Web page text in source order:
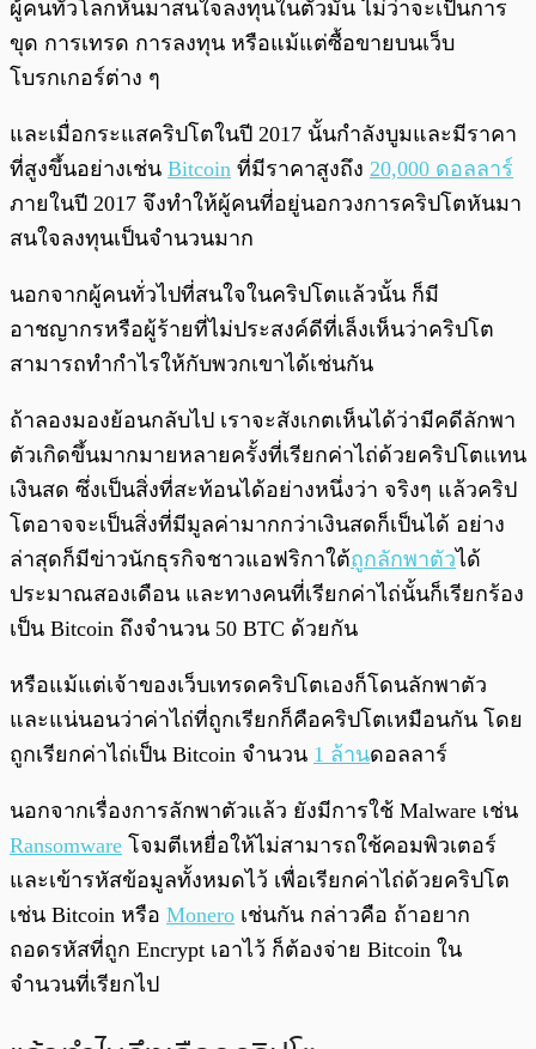
ผู้คนทั่วโลกหันมาสนใจลงทุนในตัวมัน ไม่ว่าจะเป็นการ
ขุด การเทรด การลงทุน หรือแม้แต่ซื้อขายบนเว็บ
โบรกเกอร์ต่าง ๆ
และเมื่อกระแสคริปโตในปี 2017 นั้นกำลังบูมและมีราคา
ที่สูงขึ้นอย่างเช่น Bitcoin ที่มีราคาสูงถึง 20,000 ดอลลาร์
ภายในปี 2017 จึงทำให้ผู้คนที่อยู่นอกวงการคริปโตหันมา
สนใจลงทุนเป็นจำนวนมาก
นอกจากผู้คนทั่วไปที่สนใจในคริปโตแล้วนั้น ก็มี
อาชญากรหรือผู้ร้ายที่ไม่ประสงค์ดีที่เล็งเห็นว่าคริปโต
สามารถทำกำไรให้กับพวกเขาได้เช่นกัน
ถ้าลองมองย้อนกลับไป เราจะสังเกตเห็นได้ว่ามีคดีลักพา
ตัวเกิดขึ้นมากมายหลายครั้งที่เรียกค่าไถ่ด้วยคริปโตแทน
เงินสด ซึ่งเป็นสิ่งที่สะท้อนได้อย่างหนึ่งว่า จริงๆ แล้วคริป
โตอาจจะเป็นสิ่งที่มีมูลค่ามากกว่าเงินสดก็เป็นได้ อย่าง
ล่าสุดก็มีข่าวนักธุรกิจชาวแอฟริกาใต้ถูกลักพาตัวได้
ประมาณสองเดือน และทางคนที่เรียกค่าไถ่นั้นก็เรียกร้อง
เป็น Bitcoin ถึงจำนวน 50 BTC ด้วยกัน
หรือแม้แต่เจ้าของเว็บเทรดคริปโตเองก็โดนลักพาตัว
และแน่นอนว่าค่าไถ่ที่ถูกเรียกก็คือคริปโตเหมือนกัน โดย
ถูกเรียกค่าไถ่เป็น Bitcoin จำนวน 1 ล้านดอลลาร์
นอกจากเรื่องการลักพาตัวแล้ว ยังมีการใช้ Malware เช่น
Ransomware โจมตีเหยื่อให้ไม่สามารถใช้คอมพิวเตอร์
และเข้ารหัสข้อมูลทั้งหมดไว้ เพื่อเรียกค่าไถ่ด้วยคริปโต
เช่น Bitcoin หรือ Monero เช่นกัน กล่าวคือ ถ้าอยาก
ถอดรหัสที่ถูก Encrypt เอาไว้ ก็ต้องจ่าย Bitcoin ใน
จำนวนที่เรียกไป